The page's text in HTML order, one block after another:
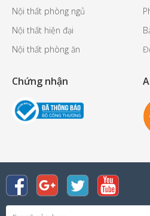
Nội thất phòng ngủ
Nội thất hiện đại
Nội thất phòng ăn
Chứng nhận